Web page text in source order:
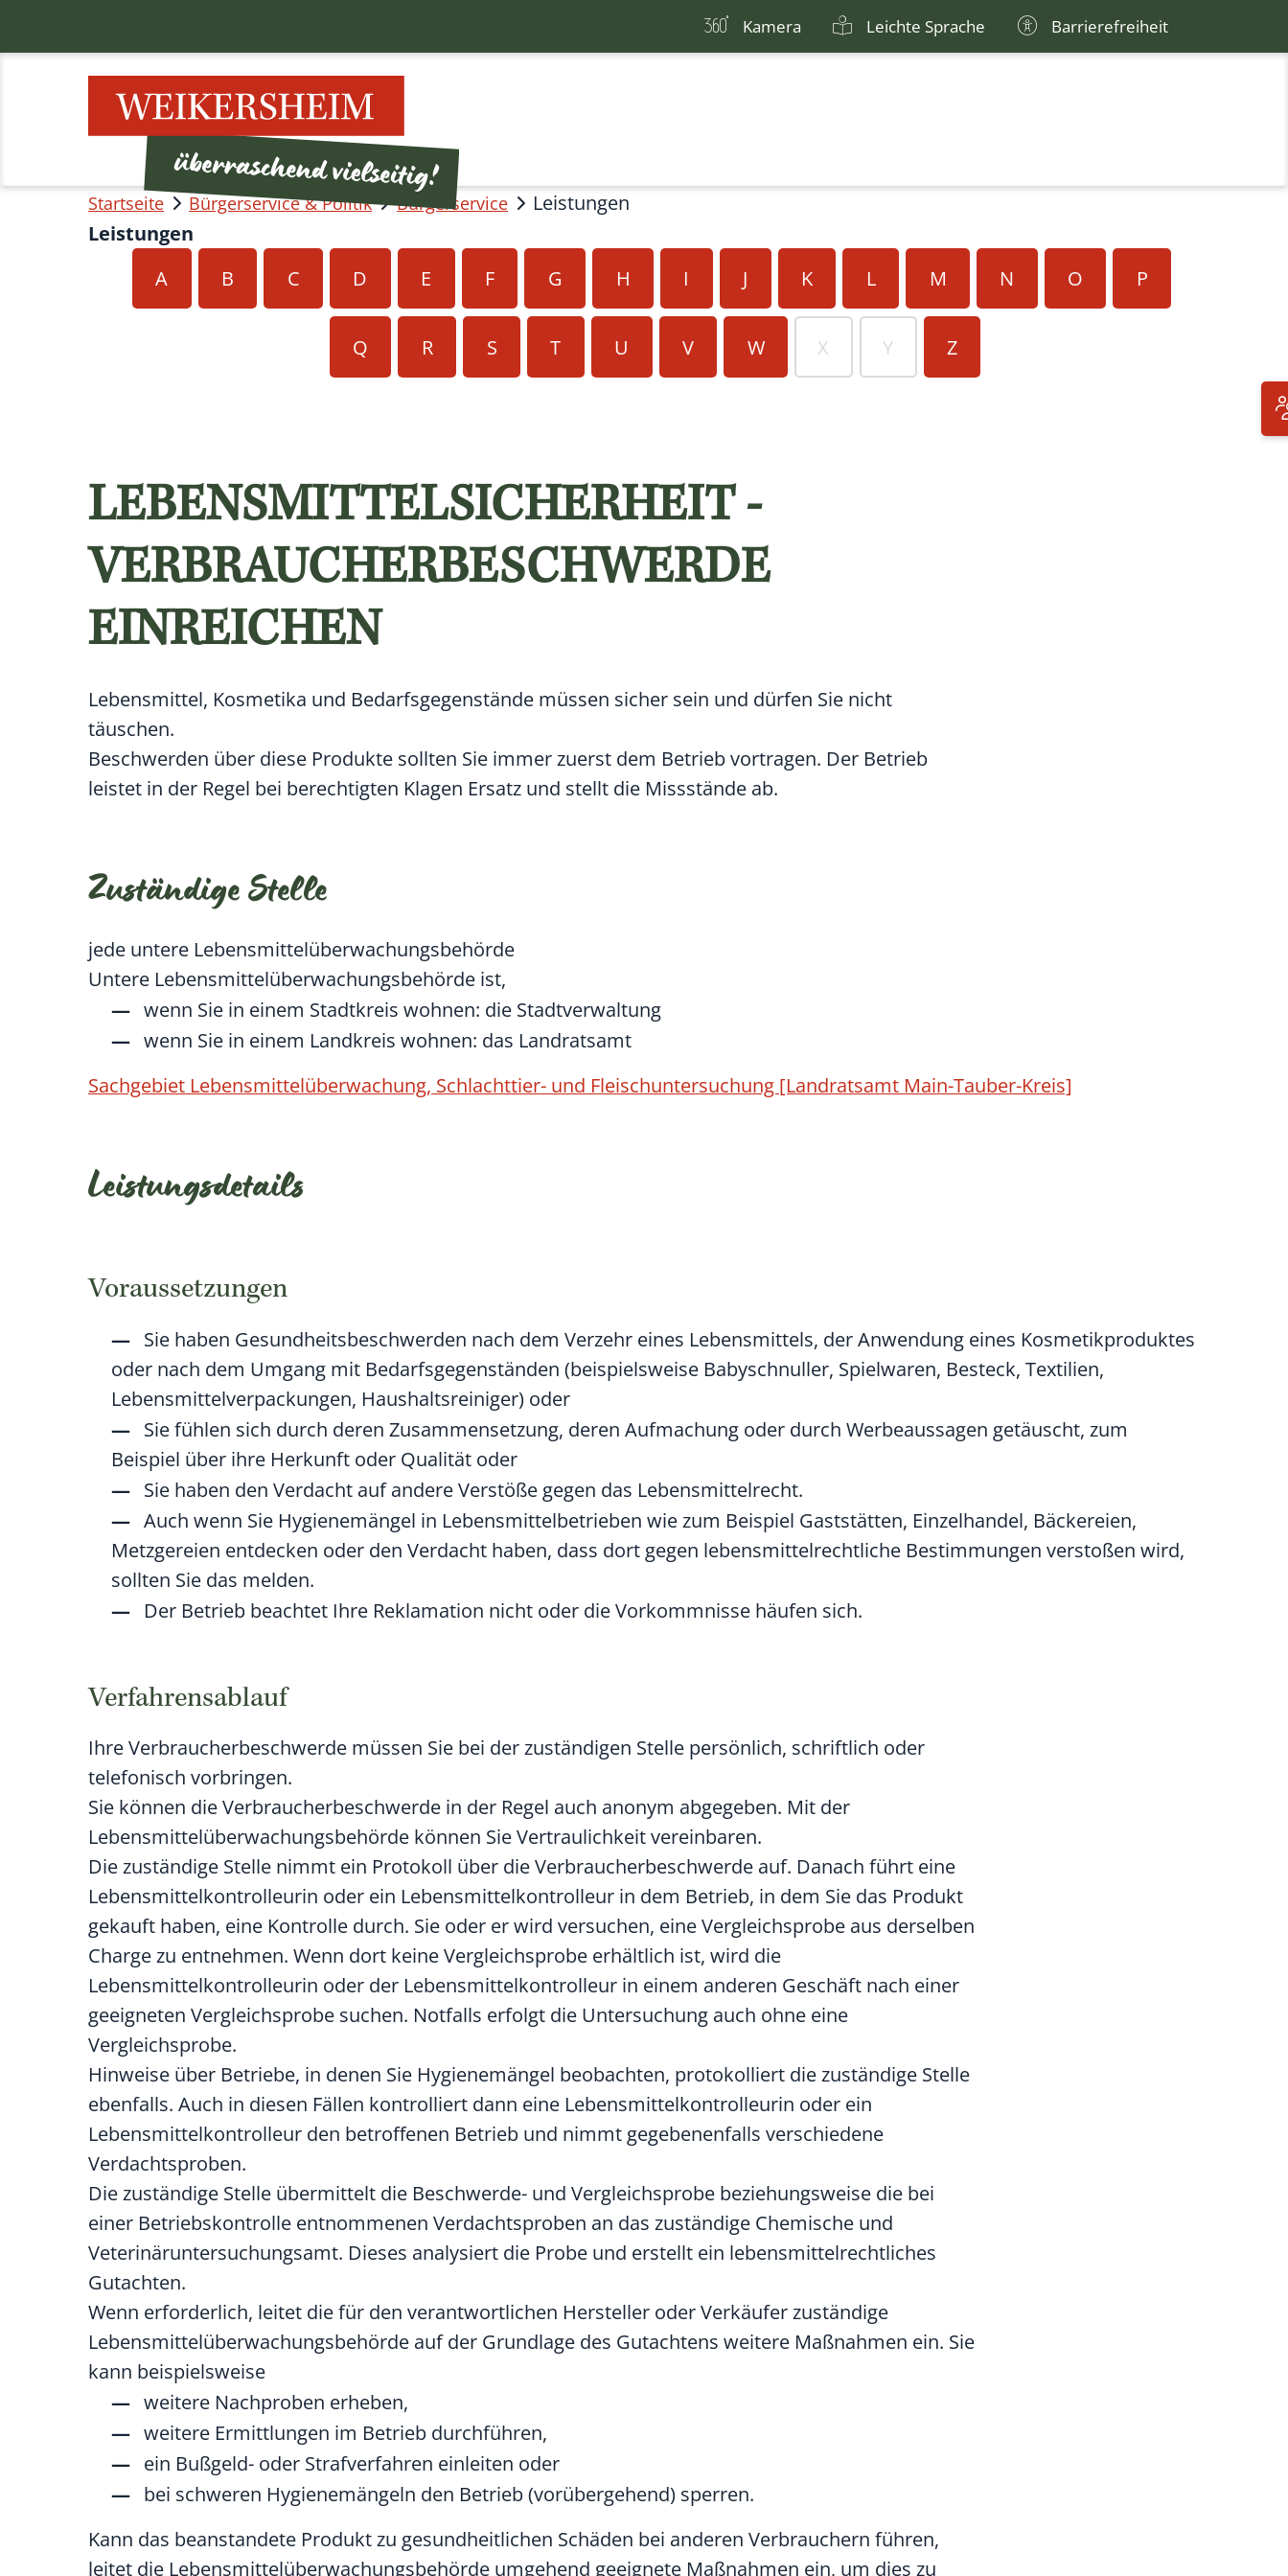
Kamera Leichte Sprache Barrierefreiheit
Startseite Bürgerservice & Politik Bürgerservice
Leistungen
Leistungen
A
B C D E F G H I J K L M N O P
Q R S T U V W X Y Z
LEBENSMITTELSICHERHEIT -
VERBRAUCHERBESCHWERDE
EINREICHEN
Lebensmittel, Kosmetika und Bedarfsgegenstände müssen sicher sein und dürfen Sie nicht
täuschen.
Beschwerden über diese Produkte sollten Sie immer zuerst dem Betrieb vortragen. Der Betrieb
leistet in der Regel bei berechtigten Klagen Ersatz und stellt die Missstände ab.
Zuständige Stelle
jede untere Lebensmittelüberwachungsbehörde
Untere Lebensmittelüberwachungsbehörde ist,
wenn Sie in einem Stadtkreis wohnen: die Stadtverwaltung
wenn Sie in einem Landkreis wohnen: das Landratsamt
Sachgebiet Lebensmittelüberwachung, Schlachttier- und Fleischuntersuchung [Landratsamt Main-Tauber-Kreis]
Leistungsdetails
Voraussetzungen
Sie haben Gesundheitsbeschwerden nach dem Verzehr eines Lebensmittels, der Anwendung eines Kosmetikproduktes
oder nach dem Umgang mit Bedarfsgegenständen (beispielsweise Babyschnuller, Spielwaren, Besteck, Textilien,
Lebensmittelverpackungen, Haushaltsreiniger) oder
Sie fühlen sich durch deren Zusammensetzung, deren Aufmachung oder durch Werbeaussagen getäuscht, zum
Beispiel über ihre Herkunft oder Qualität oder
Sie haben den Verdacht auf andere Verstöße gegen das Lebensmittelrecht.
Auch wenn Sie Hygienemängel in Lebensmittelbetrieben wie zum Beispiel Gaststätten, Einzelhandel, Bäckereien,
Metzgereien entdecken oder den Verdacht haben, dass dort gegen lebensmittelrechtliche Bestimmungen verstoßen wird,
sollten Sie das melden.
Der Betrieb beachtet Ihre Reklamation nicht oder die Vorkommnisse häufen sich.
Verfahrensablauf
Ihre Verbraucherbeschwerde müssen Sie bei der zuständigen Stelle persönlich, schriftlich oder
telefonisch vorbringen.
Sie können die Verbraucherbeschwerde in der Regel auch anonym abgegeben. Mit der
Lebensmittelüberwachungsbehörde können Sie Vertraulichkeit vereinbaren.
Die zuständige Stelle nimmt ein Protokoll über die Verbraucherbeschwerde auf. Danach führt eine
Lebensmittelkontrolleurin oder ein Lebensmittelkontrolleur in dem Betrieb, in dem Sie das Produkt
gekauft haben, eine Kontrolle durch. Sie oder er wird versuchen, eine Vergleichsprobe aus derselben
Charge zu entnehmen. Wenn dort keine Vergleichsprobe erhältlich ist, wird die
Lebensmittelkontrolleurin oder der Lebensmittelkontrolleur in einem anderen Geschäft nach einer
geeigneten Vergleichsprobe suchen. Notfalls erfolgt die Untersuchung auch ohne eine
Vergleichsprobe.
Hinweise über Betriebe, in denen Sie Hygienemängel beobachten, protokolliert die zuständige Stelle
ebenfalls. Auch in diesen Fällen kontrolliert dann eine Lebensmittelkontrolleurin oder ein
Lebensmittelkontrolleur den betroffenen Betrieb und nimmt gegebenenfalls verschiedene
Verdachtsproben.
Die zuständige Stelle übermittelt die Beschwerde- und Vergleichsprobe beziehungsweise die bei
einer Betriebskontrolle entnommenen Verdachtsproben an das zuständige Chemische und
Veterinäruntersuchungsamt. Dieses analysiert die Probe und erstellt ein lebensmittelrechtliches
Gutachten.
Wenn erforderlich, leitet die für den verantwortlichen Hersteller oder Verkäufer zuständige
Lebensmittelüberwachungsbehörde auf der Grundlage des Gutachtens weitere Maßnahmen ein. Sie
kann beispielsweise
weitere Nachproben erheben,
weitere Ermittlungen im Betrieb durchführen,
ein Bußgeld- oder Strafverfahren einleiten oder
bei schweren Hygienemängeln den Betrieb (vorübergehend) sperren.
Kann das beanstandete Produkt zu gesundheitlichen Schäden bei anderen Verbrauchern führen,
leitet die Lebensmittelüberwachungsbehörde umgehend geeignete Maßnahmen ein, um dies zu